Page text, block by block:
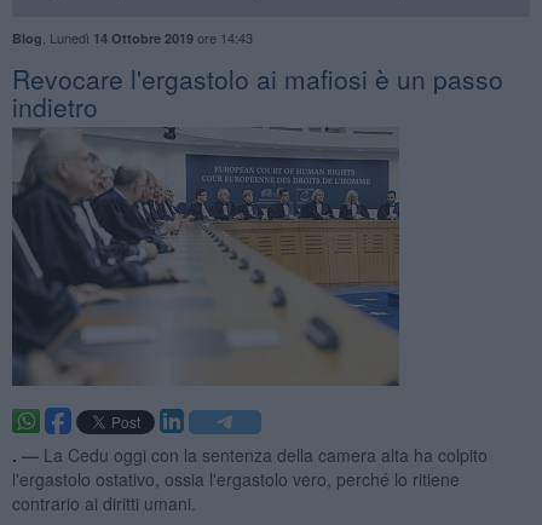
Blog Lunedì 14 Ottobre 2019ore 14:43
Revocare l'ergastolo ai mafiosi è un passo
indietro
. — La Cedu oggi con la sentenza della camera alta ha colpito
l'ergastolo ostativo, ossia l'ergastolo vero, perché lo ritiene
contrario ai diritti umani.